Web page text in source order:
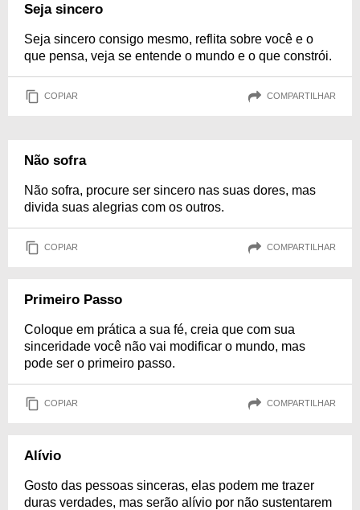
Seja sincero
Seja sincero consigo mesmo, reflita sobre você e o
que pensa, veja se entende o mundo e o que constrói.
COPIAR COMPARTILHAR
Não sofra
Não sofra, procure ser sincero nas suas dores, mas
divida suas alegrias com os outros.
COPIAR COMPARTILHAR
Primeiro Passo
Coloque em prática a sua fé, creia que com sua
sinceridade você não vai modificar o mundo, mas
pode ser o primeiro passo.
COPIAR COMPARTILHAR
Alívio
Gosto das pessoas sinceras, elas podem me trazer
duras verdades, mas serão alívio por não sustentarem